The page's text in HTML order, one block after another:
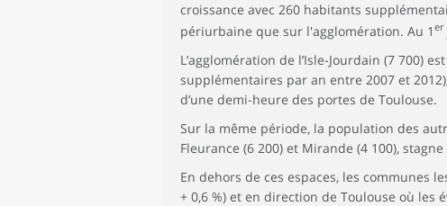
croissance avec 260 habitants
périurbaine que sur l'agglomération. Au 1 er
L’agglomération de l’Isle-Jourdain (7 700)
supplémentaires par an entre 2007 et
d’une demi-heure des portes de Toulouse.
Sur la même période, la population des
Fleurance (6 200) et Mirande (4 100),
En dehors de ces espaces, les communes
+ 0,6 %) et en direction de Toulouse où les